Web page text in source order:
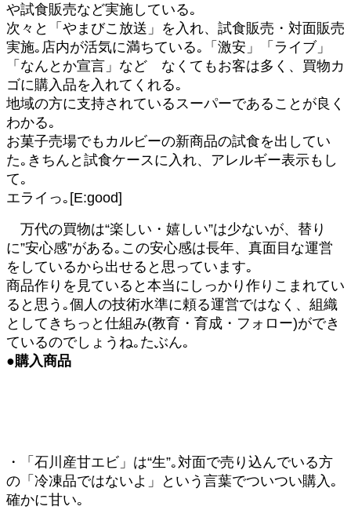
や試食販売など実施している｡
次々と「やまびこ放送」を入れ、試食販売・対面販売
実施｡店内が活気に満ちている｡「激安」「ライブ」
「なんとか宣言」など なくてもお客は多く、買物カ
ゴに購入品を入れてくれる｡
地域の方に支持されているスーパーであることが良く
わかる｡
お菓子売場でもカルビーの新商品の試食を出してい
た｡きちんと試食ケースに入れ、アレルギー表示もし
て｡
エライっ｡[E:good]
万代の買物は“楽しい・嬉しい”は少ないが、替り
に”安心感”がある｡この安心感は長年、真面目な運営
をしているから出せると思っています｡
商品作りを見ていると本当にしっかり作りこまれてい
ると思う｡個人の技術水準に頼る運営ではなく、組織
としてきちっと仕組み(教育・育成・フォロー)ができ
ているのでしょうね｡たぶん｡
●購入商品
・「石川産甘エビ」は“生”｡対面で売り込んでいる方
の「冷凍品ではないよ」という言葉でついつい購入｡
確かに甘い｡